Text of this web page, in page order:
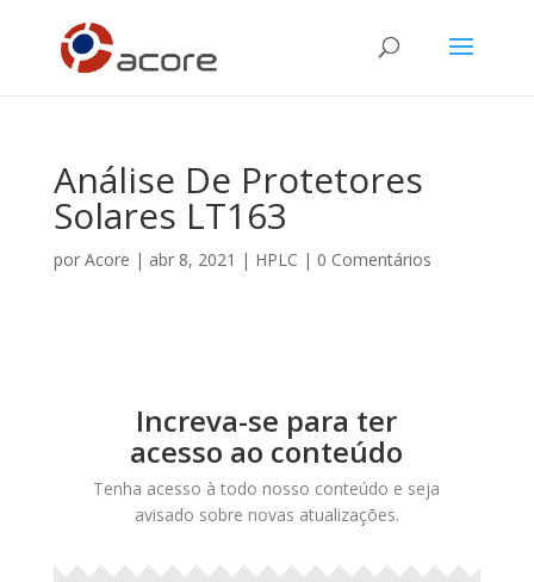
Análise De Protetores
Solares LT163
por Acore | abr 8, 2021 | HPLC | 0 Comentários
Increva-se para ter
acesso ao conteúdo
Tenha acesso à todo nosso conteúdo e seja
avisado sobre novas atualizações.